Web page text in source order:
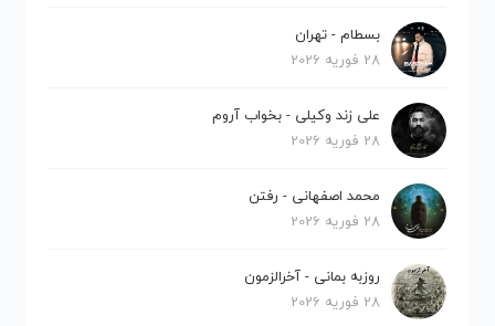
بسطام - تهران
28 فوریه 2026
علی زند وکیلی - بخواب آروم
28 فوریه 2026
محمد اصفهانی - رفتن
28 فوریه 2026
روزبه بمانی - آخرالزمون
28 فوریه 2026